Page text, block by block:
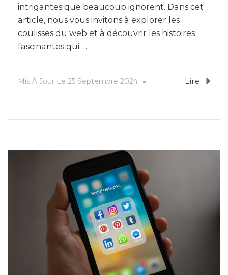
intrigantes que beaucoup ignorent. Dans cet
article, nous vous invitons à explorer les
coulisses du web et à découvrir les histoires
fascinantes qui …
Mis À Jour Le 25 Septembre 2024 Lire